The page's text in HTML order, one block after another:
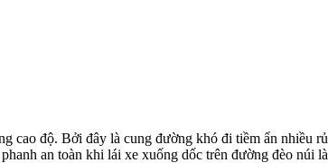
cao độ. Bởi đây là cung đường khó đi tiềm ẩn nhiều
an toàn khi lái xe xuống dốc trên đường đèo núi